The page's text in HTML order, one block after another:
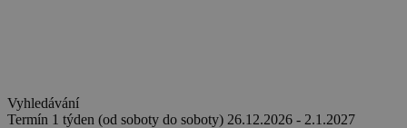
Vyhledávání
Termín 1 týden (od soboty do soboty) 26.12.2026 - 2.1.2027